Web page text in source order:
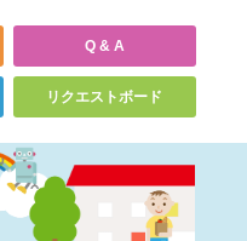
Q & A
リクエストボード